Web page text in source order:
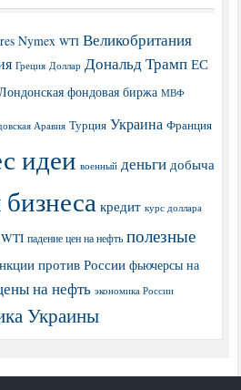
Nymex WTI Великобритания
Греция Доллар Дональд Трамп ЕС
фондовая биржа МВФ
Аравия Турция Украина Франция
идеи военный деньги добыча
кредит курс доллара
падение цен на нефть полезные
против России фьючерсы на
на нефть экономика России
Украины